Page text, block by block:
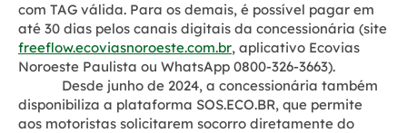
com TAG válida. Para os demais, é possível pagar em
até 30 dias pelos canais digitais da concessionária (site
freeflow.ecoviasnoroeste.com.br, aplicativo Ecovias
Noroeste Paulista ou WhatsApp 0800-326-3663).
Desde junho de 2024, a concessionária também
disponibiliza a plataforma SOS.ECO.BR, que permite
aos motoristas solicitarem socorro diretamente do